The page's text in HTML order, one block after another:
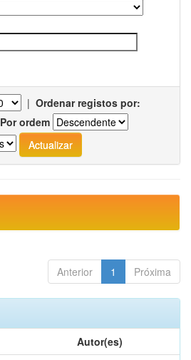
| Ordenar registos por:
Por ordem
Anterior 1 Próxima
Autor(es)